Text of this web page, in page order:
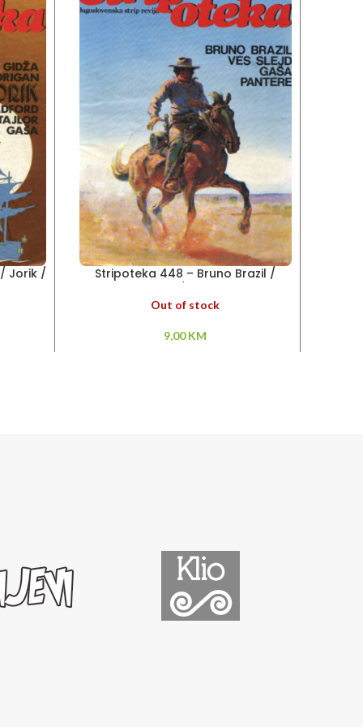
Jorik /
Stripoteka 448 – Bruno Brazil /
Out of stock
9,00KM